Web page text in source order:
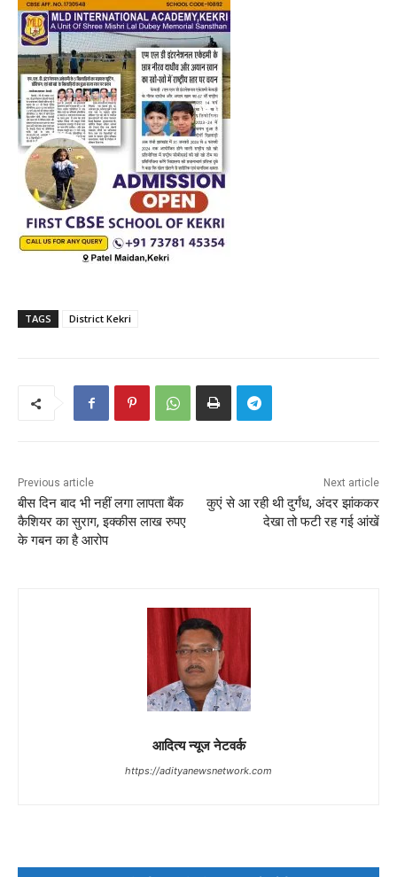
TAGS District Kekri
Previous article
बीस दिन बाद भी नहीं लगा लापता बैंक
कैशियर का सुराग, इक्कीस लाख रुपए
के गबन का है आरोप
Next article
कुएं से आ रही थी दुर्गंध, अंदर झांककर
देखा तो फटी रह गई आंखें
आदित्य न्यूज नेटवर्क
https://adityanewsnetwork.com